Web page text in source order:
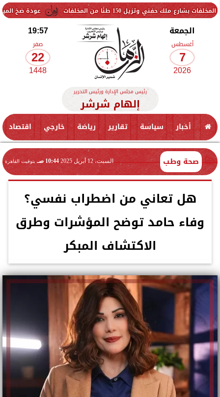
عودة ضخ المياه تدريجيًا 150 طنًا من المخلفات
الجمعة
أغسطس
7
2026
19:57
صفر
22
1448
رئيس مجلس الإدارة ورئيس التحرير
إلهام شرشر
أخبار سياسة تقارير رياضة خارجي اقتصاد
صحة وطب السبت، 12 أبريل 2025 10:44 صـ بتوقيت القاهرة
هل تعاني من اضطراب نفسي؟
وفاء حامد توضح المؤشرات وطرق
الاكتشاف المبكر